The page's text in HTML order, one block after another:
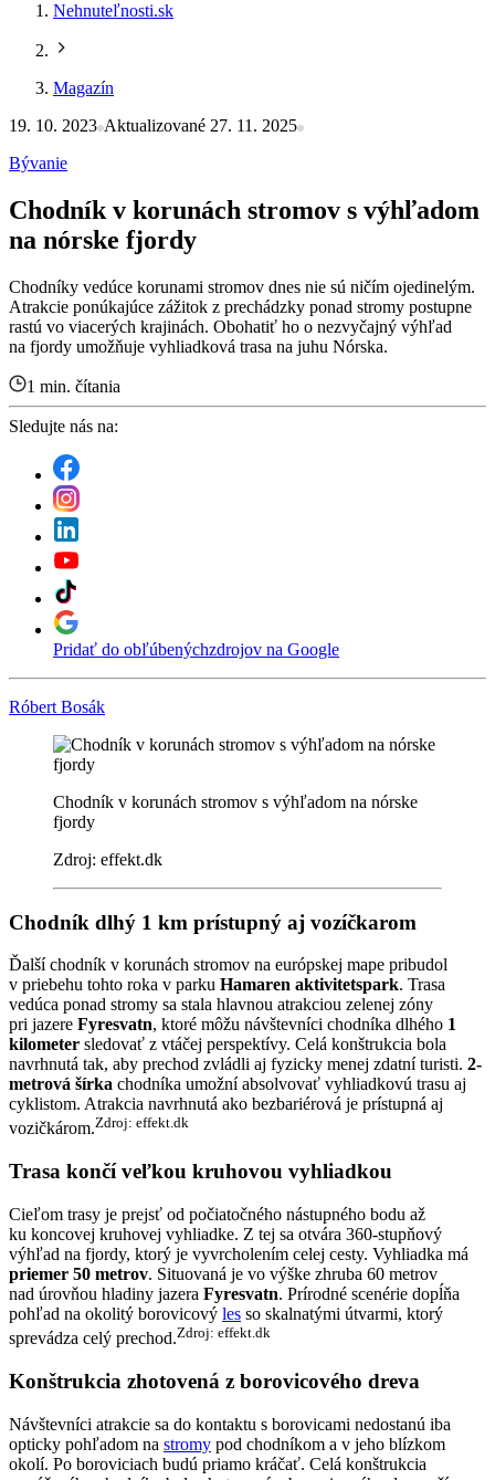
Nehnuteľnosti.sk
Magazín
19. 10. 2023 Aktualizované 27. 11. 2025
Bývanie
Chodník v korunách stromov s výhľadom
na nórske fjordy
Chodníky vedúce korunami stromov dnes nie sú ničím ojedinelým.
Atrakcie ponúkajúce zážitok z prechádzky ponad stromy postupne
rastú vo viacerých krajinách. Obohatiť ho o nezvyčajný výhľad
na fjordy umožňuje vyhliadková trasa na juhu Nórska.
1 min. čítania
Sledujte nás na:
Pridať do obľúbenýchzdrojov na Google
Róbert Bosák
Chodník v korunách stromov s výhľadom na nórske
fjordy
Zdroj: effekt.dk
Chodník dlhý 1 km prístupný aj vozíčkarom
Ďalší chodník v korunách stromov na európskej mape pribudol
v priebehu tohto roka v parku Hamaren aktivitetspark. Trasa
vedúca ponad stromy sa stala hlavnou atrakciou zelenej zóny
pri jazere Fyresvatn, ktoré môžu návštevníci chodníka dlhého 1
kilometer sledovať z vtáčej perspektívy. Celá konštrukcia bola
navrhnutá tak, aby prechod zvládli aj fyzicky menej zdatní turisti. 2-
metrová šírka chodníka umožní absolvovať vyhliadkovú trasu aj
cyklistom. Atrakcia navrhnutá ako bezbariérová je prístupná aj
vozičkárom.Zdroj: effekt.dk
Trasa končí veľkou kruhovou vyhliadkou
Cieľom trasy je prejsť od počiatočného nástupného bodu až
ku koncovej kruhovej vyhliadke. Z tej sa otvára 360-stupňový
výhľad na fjordy, ktorý je vyvrcholením celej cesty. Vyhliadka má
priemer 50 metrov. Situovaná je vo výške zhruba 60 metrov
nad úrovňou hladiny jazera Fyresvatn. Prírodné scenérie dopĺňa
pohľad na okolitý borovicový les so skalnatými útvarmi, ktorý
sprevádza celý prechod.Zdroj: effekt.dk
Konštrukcia zhotovená z borovicového dreva
Návštevníci atrakcie sa do kontaktu s borovicami nedostanú iba
opticky pohľadom na stromy pod chodníkom a v jeho blízkom
okolí. Po boroviciach budú priamo kráčať. Celá konštrukcia